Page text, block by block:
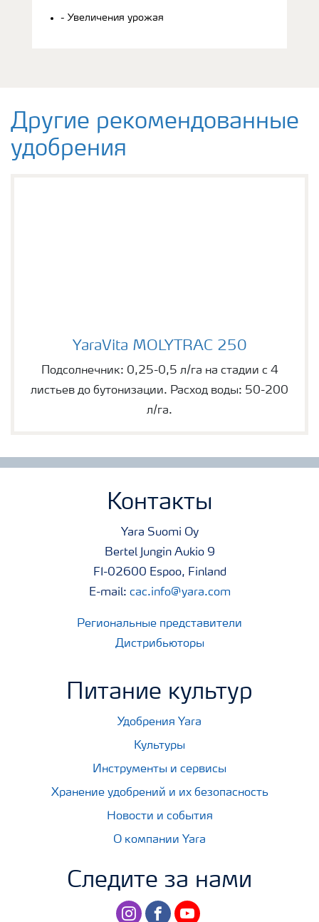
- Увеличения урожая
Другие рекомендованные
удобрения
YaraVita MOLYTRAC 250
Подсолнечник: 0,25-0,5 л/га на стадии с 4
листьев до бутонизации. Расход воды: 50-200
л/га.
Контакты
Yara Suomi Oy
Bertel Jungin Aukio 9
FI-02600 Espoo, Finland
E-mail: cac.info@yara.com
Региональные представители
Дистрибьюторы
Питание культур
Удобрения Yara
Культуры
Инструменты и сервисы
Хранение удобрений и их безопасность
Новости и события
О компании Yara
Следите за нами
instagramfacebookyoutube